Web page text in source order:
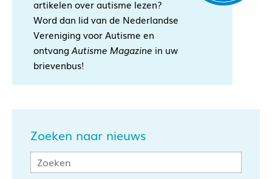
artikelen over autisme lezen?
Word dan lid van de Nederlandse
Vereniging voor Autisme en
ontvang Autisme Magazine in uw
brievenbus!
Zoeken naar nieuws